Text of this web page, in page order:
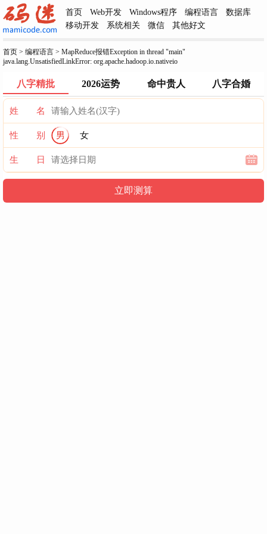
✕
首页 Web开发 Windows程序 编程语言
数据库
移动开发
系统相关 微信 其他好文
首页 > 编程语言 > MapReduce报错Exception in thread "main"
java.lang.UnsatisfiedLinkError: org.apache.hadoop.io.nativeio
八字精批 2026运势 命中贵人 八字合婚
姓 名
性 别 男 女
生 日